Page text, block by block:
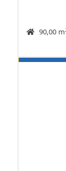
90,00 m